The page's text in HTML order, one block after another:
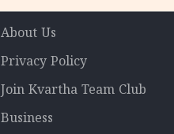
About Us
Privacy Policy
Join Kvartha Team Club
Business